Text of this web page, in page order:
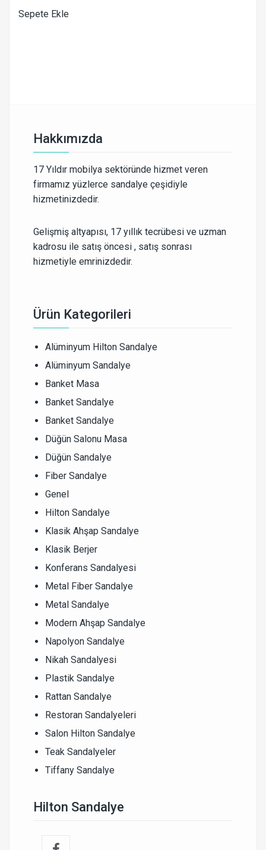
Sepete Ekle
Hakkımızda
17 Yıldır mobilya sektöründe hizmet veren
firmamız yüzlerce sandalye çeşidiyle
hizmetinizdedir.
Gelişmiş altyapısı, 17 yıllık tecrübesi ve uzman
kadrosu ile satış öncesi , satış sonrası
hizmetiyle emrinizdedir.
Ürün Kategorileri
Alüminyum Hilton Sandalye
Alüminyum Sandalye
Banket Masa
Banket Sandalye
Banket Sandalye
Düğün Salonu Masa
Düğün Sandalye
Fiber Sandalye
Genel
Hilton Sandalye
Klasik Ahşap Sandalye
Klasik Berjer
Konferans Sandalyesi
Metal Fiber Sandalye
Metal Sandalye
Modern Ahşap Sandalye
Napolyon Sandalye
Nikah Sandalyesi
Plastik Sandalye
Rattan Sandalye
Restoran Sandalyeleri
Salon Hilton Sandalye
Teak Sandalyeler
Tiffany Sandalye
Hilton Sandalye